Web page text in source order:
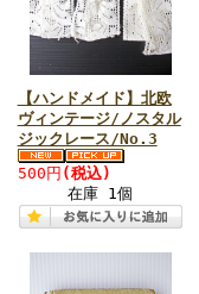
【ハンドメイド】北欧
ヴィンテージ/ノスタル
ジックレース/No.3
500円 (税込)
在庫 1個